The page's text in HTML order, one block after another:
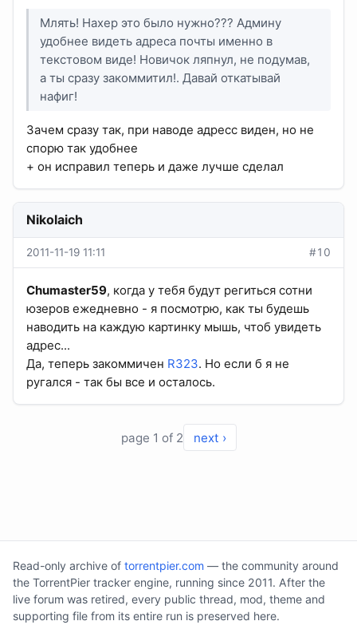
Млять! Нахер это было нужно??? Админу
удобнее видеть адреса почты именно в
текстовом виде! Новичок ляпнул, не подумав,
а ты сразу закоммитил!. Давай откатывай
нафиг!
Зачем сразу так, при наводе адресс виден, но не
спорю так удобнее
+ он исправил теперь и даже лучше сделал
Nikolaich
2011-11-19 11:11 #10
Chumaster59, когда у тебя будут региться сотни
юзеров ежедневно - я посмотрю, как ты будешь
наводить на каждую картинку мышь, чтоб увидеть
адрес...
Да, теперь закоммичен R323. Но если б я не
ругался - так бы все и осталось.
page 1 of 2 next ›
Read-only archive of torrentpier.com — the community around
the TorrentPier tracker engine, running since 2011. After the
live forum was retired, every public thread, mod, theme and
supporting file from its entire run is preserved here.